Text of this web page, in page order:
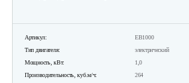
Артикул:
EB1000
Тип двигателя:
электрический
Мощность, кВт:
1,0
Производительность, куб.м/ч:
264